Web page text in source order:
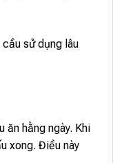
sử dụng lâu
ăn hằng ngày. Khi
xong. Điều này